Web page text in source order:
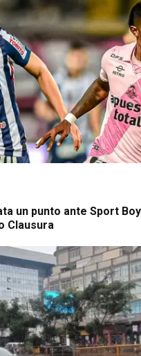
un punto ante Sport
Clausura